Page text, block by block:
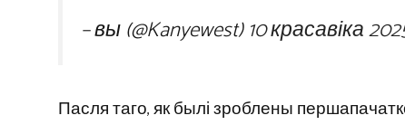
– вы (@Kanyewest)10 красавіка
Пасля таго, як былі зроблены